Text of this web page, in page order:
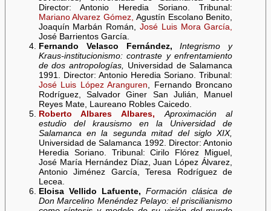
Director: Antonio Heredia Soriano. Tribunal:
Mariano Alvarez Gómez, Agustín Escolano Benito,
Joaquín Marbán Román, José Luis Mora García,
José Barrientos García.
Fernando Velasco Fernández,
Integrismo y
Kraus-institucionismo: contraste y enfrentamiento
de dos antropologías,
Universidad de Salamanca
1991. Director: Antonio Heredia Soriano. Tribunal:
José Luis López Aranguren , Fernando Broncano
Rodríguez, Salvador Giner San Julián, Manuel
Reyes Mate, Laureano Robles Caicedo.
Roberto Albares Albares,
Aproximación al
estudio del krausismo en la Universidad de
Salamanca en la segunda mitad del siglo XIX,
Universidad de Salamanca 1992. Director: Antonio
Heredia Soriano. Tribunal: Cirilo Flórez Miguel,
José María Hernández Díaz, Juan López Álvarez,
Antonio Jiménez García, Teresa Rodríguez de
Lecea.
Eloisa Vellido Lafuente,
Formación clásica de
Don Marcelino Menéndez Pelayo: el priscilianismo